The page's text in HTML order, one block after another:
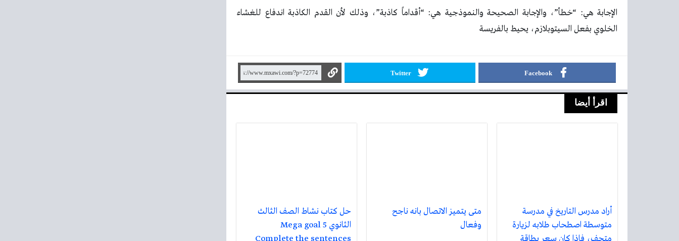
الإجابة هي: “خطأ”، والإجابة الصحيحة والنموذجية هي: “أقداماً كاذبة”، وذلك لأن القدم الكاذبة اندفاع للغشاء
الخلوي بفعل السيتوبلازم، يحيط بالفريسة
Facebook
Twitter
اقرأ أيضا
أراد مدرس التاريخ في مدرسة
متوسطة اصطحاب طلابه لزيارة
متحف، فإذا كان سعر بطاقة
متى يتميز الاتصال بانه ناجح
وفعال
حل كتاب نشاط الصف الثالث
الثانوي Mega goal 5
Complete the sentences